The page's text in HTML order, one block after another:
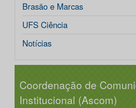
Brasão e Marcas
UFS Ciência
Notícias
Coordenação de
Institucional (Ascom)